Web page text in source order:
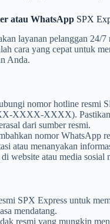
atau WhatsApp SPX
layanan pelanggan 24/7
cara yang cepat untuk
Anda.
nomor hotline resmi
XXXX-XXXX). Pastikan
dari sumber resmi.
nomor WhatsApp
atau menanyakan
website atau media sosial
SPX Express untuk
mendatang.
resmi yang mungkin